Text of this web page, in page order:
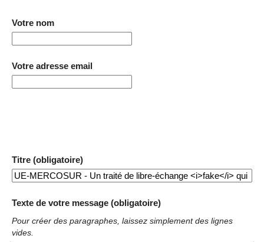
Votre nom
Votre adresse email
Titre (obligatoire)
Texte de votre message (obligatoire)
Pour créer des paragraphes, laissez simplement des lignes
vides.